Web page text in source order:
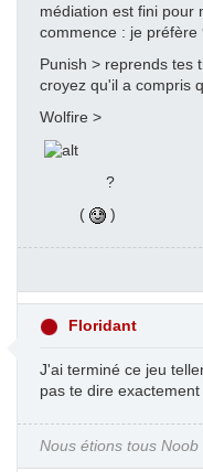
médiation est fini pour
commence : je préfère
Punish > reprends tes
croyez qu'il a compris
Wolfire >
?
(
)
Floridant
J'ai terminé ce jeu
pas te dire
Nous étions tous